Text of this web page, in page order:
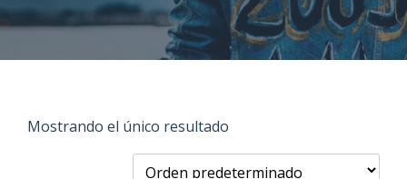
Mostrando el único resultado